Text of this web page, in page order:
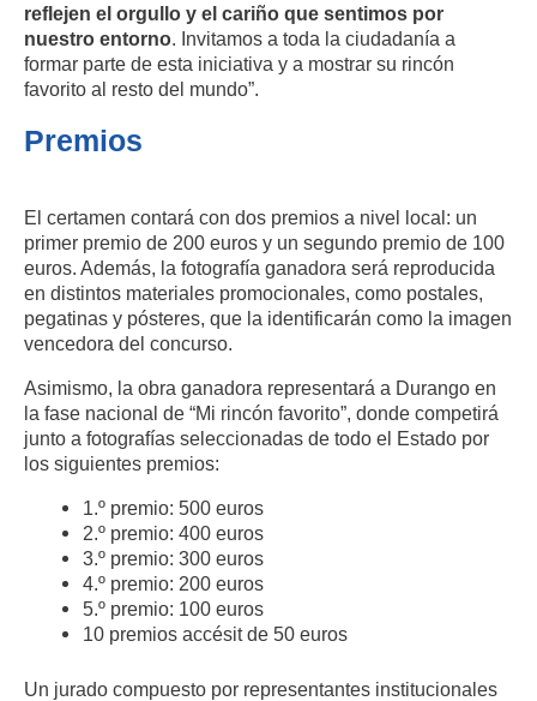
reflejen el orgullo y el cariño que sentimos por
nuestro entorno. Invitamos a toda la ciudadanía a
formar parte de esta iniciativa y a mostrar su rincón
favorito al resto del mundo”.
Premios
El certamen contará con dos premios a nivel local: un
primer premio de 200 euros y un segundo premio de 100
euros. Además, la fotografía ganadora será reproducida
en distintos materiales promocionales, como postales,
pegatinas y pósteres, que la identificarán como la imagen
vencedora del concurso.
Asimismo, la obra ganadora representará a Durango en
la fase nacional de “Mi rincón favorito”, donde competirá
junto a fotografías seleccionadas de todo el Estado por
los siguientes premios:
1.º premio: 500 euros
2.º premio: 400 euros
3.º premio: 300 euros
4.º premio: 200 euros
5.º premio: 100 euros
10 premios accésit de 50 euros
Un jurado compuesto por representantes institucionales